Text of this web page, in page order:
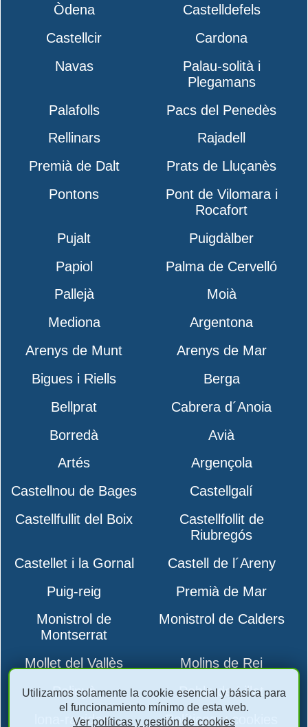
Òdena
Castelldefels
Castellcir
Cardona
Navas
Palau-solità i
Plegamans
Palafolls
Pacs del Penedès
Rellinars
Rajadell
Premià de Dalt
Prats de Lluçanès
Pontons
Pont de Vilomara i
Rocafort
Pujalt
Puigdàlber
Papiol
Palma de Cervelló
Pallejà
Moià
Mediona
Argentona
Arenys de Munt
Arenys de Mar
Bigues i Riells
Berga
Bellprat
Cabrera d´Anoia
Borredà
Avià
Artés
Argençola
Castellnou de Bages
Castellgalí
Castellfullit del Boix
Castellfollit de
Riubregós
Castellet i la Gornal
Castell de l´Areny
Puig-reig
Premià de Mar
Monistrol de
Montserrat
Monistrol de Calders
Mollet del Vallès
Molins de Rei
Polinyà
Pobla de Lillet
lona-rapidas-
Políticas y cookies
Utilizamos solamente la cookie esencial y básica para
el funcionamiento mínimo de esta web.
Ver políticas y gestión de cookies